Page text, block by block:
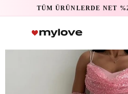
TÜM ÜRÜNLERDE NET